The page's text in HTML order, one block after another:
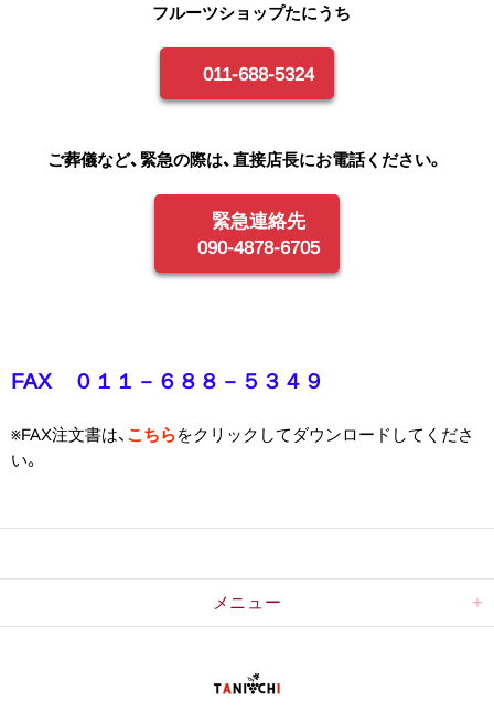
フルーツショップたにうち
011-688-5324
ご葬儀など、緊急の際は、直接店長にお電話ください。
緊急連絡先
090-4878-6705
FAX ０１１－６８８－５３４９
※FAX注文書は、 こちらをクリックしてダウンロードしてくださ
い。
メニュー